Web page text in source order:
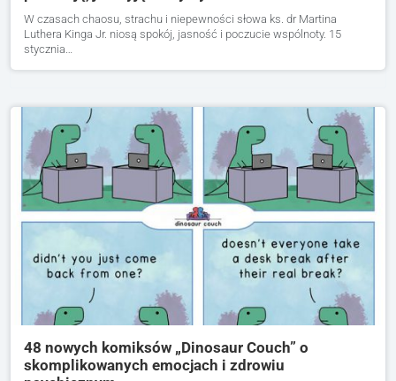
W czasach chaosu, strachu i niepewności słowa ks. dr Martina
Luthera Kinga Jr. niosą spokój, jasność i poczucie wspólnoty. 15
stycznia…
48 nowych komiksów „Dinosaur Couch” o
skomplikowanych emocjach i zdrowiu